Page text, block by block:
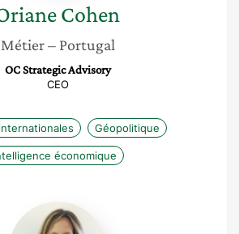
Cohen
Métier – Portugal
OC Strategic Advisory
CEO
Géopolitique
économique
Morgane
Soulier